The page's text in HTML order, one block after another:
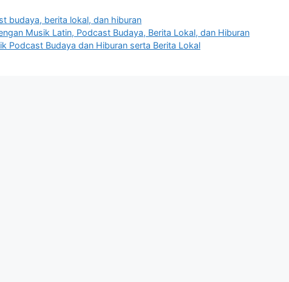
budaya, berita lokal, dan hiburan
Musik Latin, Podcast Budaya, Berita Lokal, dan Hiburan
Podcast Budaya dan Hiburan serta Berita Lokal